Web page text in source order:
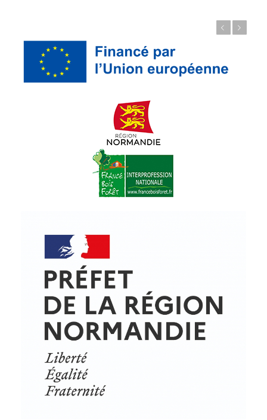
© Copyright - ProfessionsBois | Conception et réalisation :
Actualités
Mentions légales
Politique de confidentialité